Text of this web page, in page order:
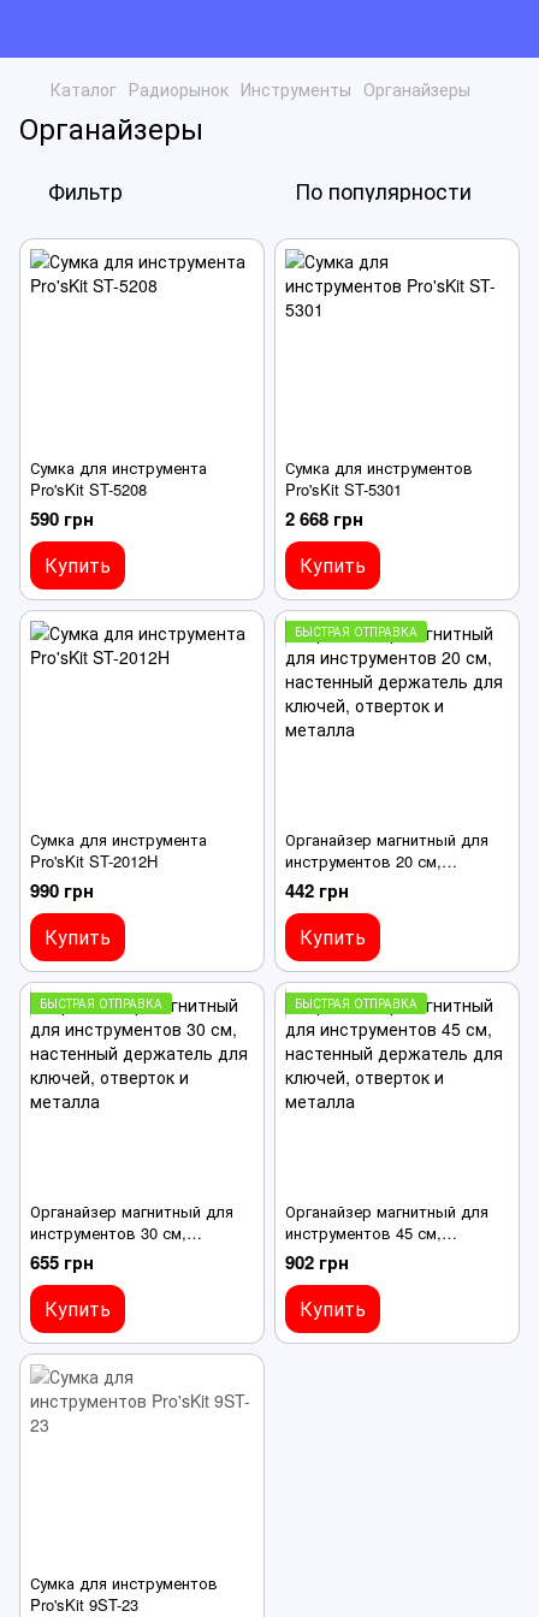
Каталог Радиорынок Инструменты Органайзеры
Органайзеры
Фильтр По популярности
Сумка для инструмента
Pro'sKit ST-5208
590 грн
Купить
Сумка для инструментов
Pro'sKit ST-5301
2 668 грн
Купить
Сумка для инструмента
Pro'sKit ST-2012H
990 грн
Купить
БЫСТРАЯ ОТПРАВКА
Органайзер магнитный для
инструментов 20 см,
настенный держатель для
ключей, отверток и металла
442 грн
Купить
БЫСТРАЯ ОТПРАВКА
Органайзер магнитный для
инструментов 30 см,
настенный держатель для
ключей, отверток и металла
655 грн
Купить
БЫСТРАЯ ОТПРАВКА
Органайзер магнитный для
инструментов 45 см,
настенный держатель для
ключей, отверток и металла
902 грн
Купить
Сумка для инструментов
Pro'sKit 9ST-23